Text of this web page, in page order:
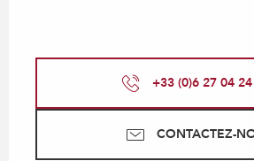
+33 (0)6 27 04 24
CONTACTEZ-